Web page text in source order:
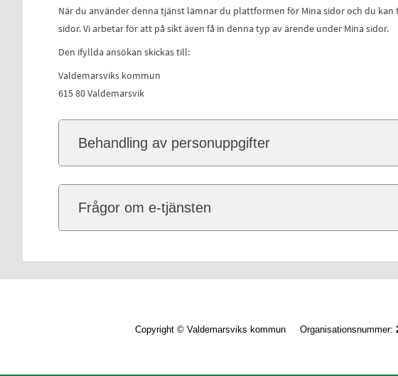
När du använder denna tjänst lämnar du plattformen för Mina sidor och du
sidor. Vi arbetar för att på sikt även få in denna typ av ärende under Mina sidor.
Den ifyllda ansökan skickas till:
Valdemarsviks kommun
615 80 Valdemarsvik
Behandling av personuppgifter
Frågor om e-tjänsten
Copyright © Valdemarsviks kommun Organisationsnummer: